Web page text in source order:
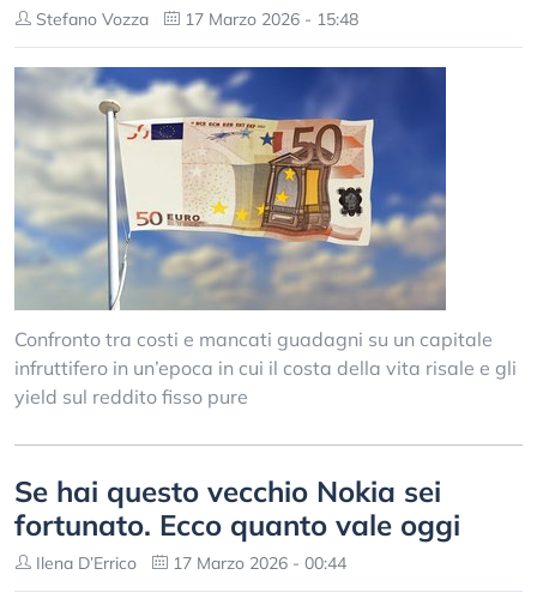
Stefano Vozza 17 Marzo 2026 - 15:48
Confronto tra costi e mancati guadagni su un capitale
infruttifero in un’epoca in cui il costa della vita risale e gli
yield sul reddito fisso pure
Se hai questo vecchio Nokia sei
fortunato. Ecco quanto vale oggi
Ilena D’Errico 17 Marzo 2026 - 00:44